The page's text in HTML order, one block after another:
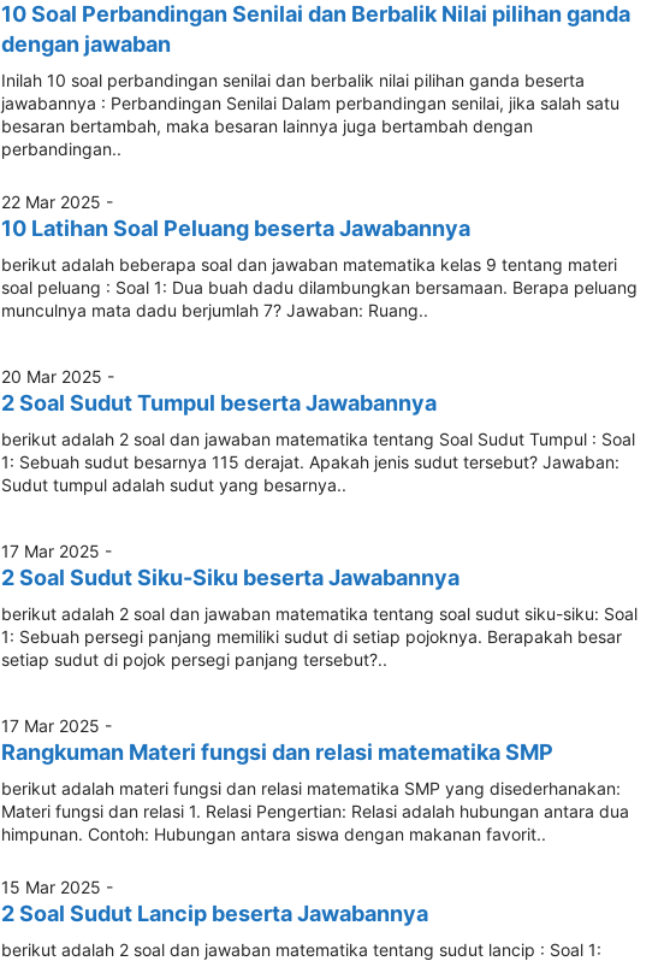
10 Soal Perbandingan Senilai dan Berbalik Nilai pilihan ganda
dengan jawaban
Inilah 10 soal perbandingan senilai dan berbalik nilai pilihan ganda beserta
jawabannya : Perbandingan Senilai Dalam perbandingan senilai, jika salah satu
besaran bertambah, maka besaran lainnya juga bertambah dengan
perbandingan..
22 Mar 2025 -
10 Latihan Soal Peluang beserta Jawabannya
berikut adalah beberapa soal dan jawaban matematika kelas 9 tentang materi
soal peluang : Soal 1: Dua buah dadu dilambungkan bersamaan. Berapa peluang
munculnya mata dadu berjumlah 7? Jawaban: Ruang..
20 Mar 2025 -
2 Soal Sudut Tumpul beserta Jawabannya
berikut adalah 2 soal dan jawaban matematika tentang Soal Sudut Tumpul : Soal
1: Sebuah sudut besarnya 115 derajat. Apakah jenis sudut tersebut? Jawaban:
Sudut tumpul adalah sudut yang besarnya..
17 Mar 2025 -
2 Soal Sudut Siku-Siku beserta Jawabannya
berikut adalah 2 soal dan jawaban matematika tentang soal sudut siku-siku: Soal
1: Sebuah persegi panjang memiliki sudut di setiap pojoknya. Berapakah besar
setiap sudut di pojok persegi panjang tersebut?..
17 Mar 2025 -
Rangkuman Materi fungsi dan relasi matematika SMP
berikut adalah materi fungsi dan relasi matematika SMP yang disederhanakan:
Materi fungsi dan relasi 1. Relasi Pengertian: Relasi adalah hubungan antara dua
himpunan. Contoh: Hubungan antara siswa dengan makanan favorit..
15 Mar 2025 -
2 Soal Sudut Lancip beserta Jawabannya
berikut adalah 2 soal dan jawaban matematika tentang sudut lancip : Soal 1: